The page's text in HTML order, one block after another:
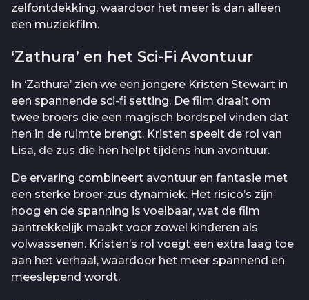
zelfontdekking, waardoor het meer is dan alleen
een muziekfilm.
‘Zathura’ en het Sci-Fi Avontuur
In ‘Zathura’ zien we een jongere Kristen Stewart in
een spannende sci-fi setting. De film draait om
twee broers die een magisch bordspel vinden dat
hen in de ruimte brengt. Kristen speelt de rol van
Lisa, de zus die hen helpt tijdens hun avontuur.
De ervaring combineert avontuur en fantasie met
een sterke broer-zus dynamiek. Het risico’s zijn
hoog en de spanning is voelbaar, wat de film
aantrekkelijk maakt voor zowel kinderen als
volwassenen. Kristen’s rol voegt een extra laag toe
aan het verhaal, waardoor het meer spannend en
meeslepend wordt.